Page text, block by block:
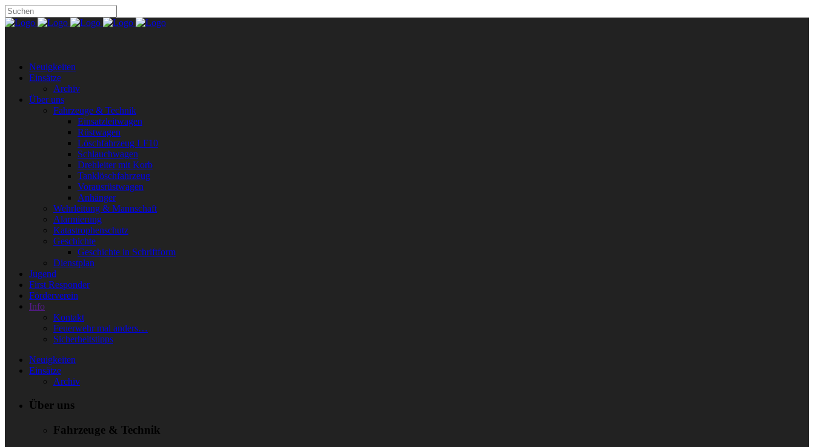
Neuigkeiten
Einsätze
Archiv
Über uns
Fahrzeuge & Technik
Einsatzleitwagen
Rüstwagen
Löschfahrzeug LF10
Schlauchwagen
Drehleiter mit Korb
Tanklöschfahrzeug
Vorausrüstwagen
Anhänger
Wehrleitung & Mannschaft
Alarmierung
Katastrophenschutz
Geschichte
Geschichte in Schriftform
Dienstplan
Jugend
First Responder
Förderverein
Info
Kontakt
Feuerwehr mal anders…
Sicherheitstipps
Neuigkeiten
Einsätze
Archiv
Über uns
Fahrzeuge & Technik